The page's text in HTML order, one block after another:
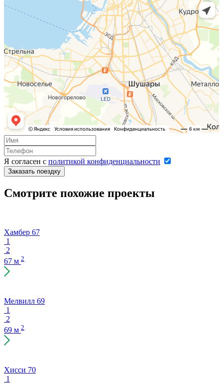
Я согласен с политикой конфиденциальности
Заказать поездку
Смотрите похожие проекты
Хамбер 67
1
2
67 м 2
Мелвилл 69
1
2
69 м 2
Хисси 70
1